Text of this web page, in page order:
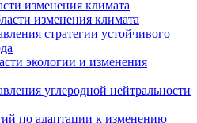
изменения климата
изменения климата
стратегии устойчивого
экологии и изменения
углеродной нейтральности
по адаптации к изменению